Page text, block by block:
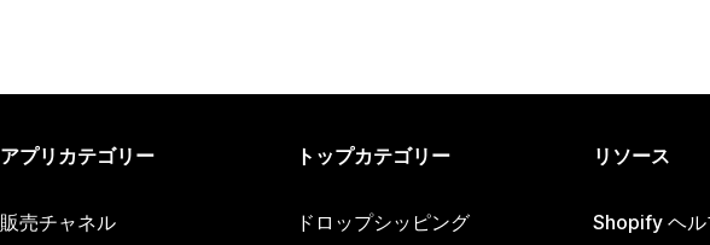
アプリカテゴリー
販売チャネル
トップカテゴリー
ドロップシッピング
リソース
Shopify ヘル